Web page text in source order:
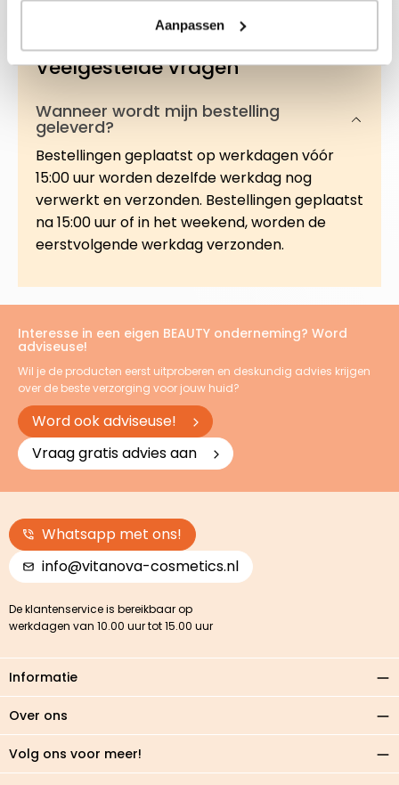
Aanpassen
Veelgestelde vragen
Wanneer wordt mijn bestelling
geleverd?
Bestellingen geplaatst op werkdagen vóór
15:00 uur worden dezelfde werkdag nog
verwerkt en verzonden. Bestellingen geplaatst
na 15:00 uur of in het weekend, worden de
eerstvolgende werkdag verzonden.
Interesse in een eigen BEAUTY onderneming? Word
adviseuse!
Wil je de producten eerst uitproberen en deskundig advies krijgen
over de beste verzorging voor jouw huid?
Word ook adviseuse!
Vraag gratis advies aan
Whatsapp met ons!
info@vitanova-cosmetics.nl
De klantenservice is bereikbaar op
werkdagen van 10.00 uur tot 15.00 uur
Informatie
Over ons
Volg ons voor meer!